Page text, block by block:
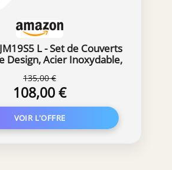
L - Set de Couverts
Design, Acier Inoxydable,
135,00 €
108,00 €